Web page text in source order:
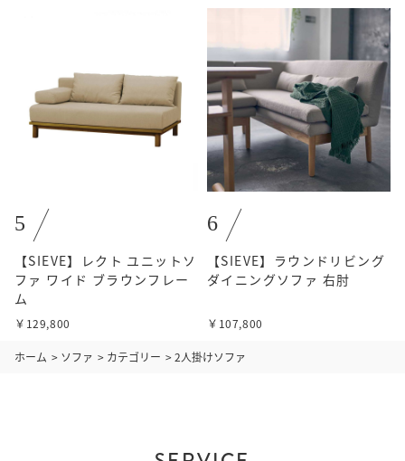
5
【SIEVE】レクト ユニットソ
ファ ワイド ブラウンフレー
ム
￥129,800
6
【SIEVE】ラウンドリビング
ダイニングソファ 右肘
￥107,800
ホーム > ソファ > カテゴリー >2人掛けソファ